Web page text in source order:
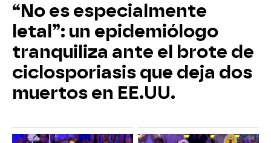
“No es especialmente
letal”: un epidemiólogo
tranquiliza ante el brote de
ciclosporiasis que deja dos
muertos en EE.UU.